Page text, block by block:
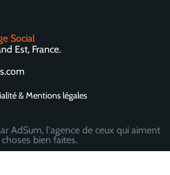
Social
Est, France.
& Mentions légales
AdSum, l'agence de ceux qui aiment
choses bien faites.